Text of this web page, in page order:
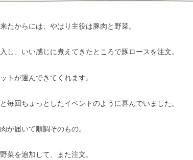
たからには、やはり主役は豚肉と野菜。
し、いい感じに煮えてきたところで豚ロースを注文。
トが運んできてくれます。
毎回ちょっとしたイベントのように喜んでいました。
が届いて順調そのもの。
菜を追加して、また注文。